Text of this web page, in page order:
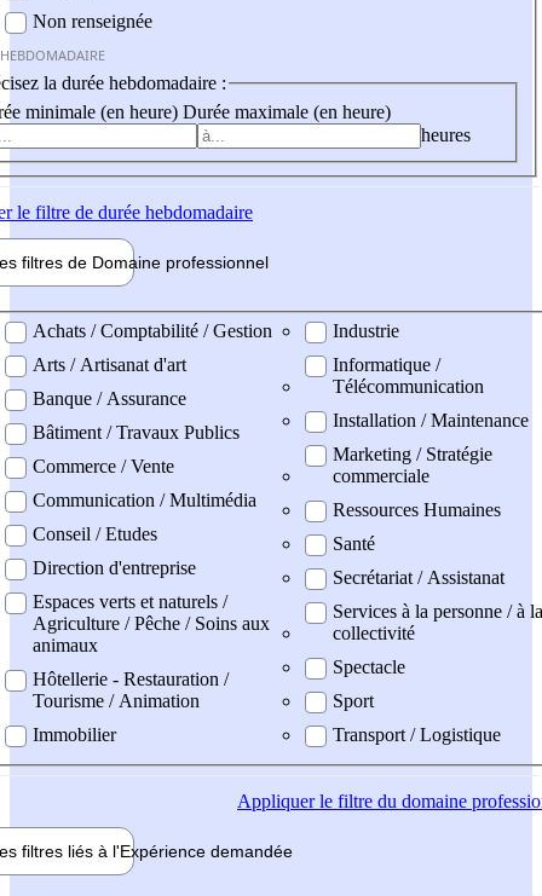
Non renseignée
la durée hebdomadaire :
minimale (en heure) Durée maximale (en heure)
heures
le filtre de durée hebdomadaire
filtres de Domaine professionnel
professionel
Achats / Comptabilité / Gestion
Arts / Artisanat d'art
Banque / Assurance
Bâtiment / Travaux Publics
Commerce / Vente
Communication / Multimédia
Conseil / Etudes
Direction d'entreprise
Espaces verts et naturels /
Agriculture / Pêche / Soins aux
animaux
Hôtellerie - Restauration /
Tourisme / Animation
Immobilier
Industrie
Informatique /
Télécommunication
Installation / Maintenance
Marketing / Stratégie
commerciale
Ressources Humaines
Santé
Secrétariat / Assistanat
Services à la personne / à la
collectivité
Spectacle
Sport
Transport / Logistique
Appliquerle filtre du domaine
filtres liés à l'Expérience demandée